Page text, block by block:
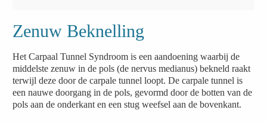
Zenuw Beknelling
Het Carpaal Tunnel Syndroom is een aandoening waarbij de
middelste zenuw in de pols (de nervus medianus) bekneld raakt
terwijl deze door de carpale tunnel loopt. De carpale tunnel is
een nauwe doorgang in de pols, gevormd door de botten van de
pols aan de onderkant en een stug weefsel aan de bovenkant.